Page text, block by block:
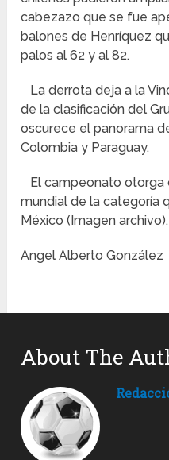
cabezazo que se fue
balones de Henríquez
palos al 62 y al 82.
La derrota deja a la
de la clasificación del
oscurece el panorama
Colombia y Paraguay.
El campeonato otorga
mundial de la categoría
México (Imagen archivo).
Angel Alberto González
About The